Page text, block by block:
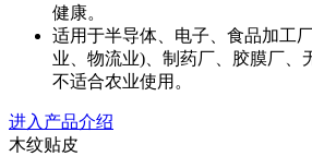
健康。
适用于半导体、电子、食品加工
业、物流业)、制药厂、胶膜厂、
不适合农业使用。
进入产品介绍
木纹贴皮